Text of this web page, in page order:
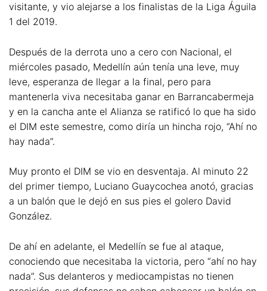
visitante, y vio alejarse a los finalistas de la Liga Águila
1 del 2019.
Después de la derrota uno a cero con Nacional, el
miércoles pasado, Medellín aún tenía una leve, muy
leve, esperanza de llegar a la final, pero para
mantenerla viva necesitaba ganar en Barrancabermeja
y en la cancha ante el Alianza se ratificó lo que ha sido
el DIM este semestre, como diría un hincha rojo, “Ahí no
hay nada”.
Muy pronto el DIM se vio en desventaja. Al minuto 22
del primer tiempo, Luciano Guaycochea anotó, gracias
a un balón que le dejó en sus pies el golero David
González.
De ahí en adelante, el Medellín se fue al ataque,
conociendo que necesitaba la victoria, pero “ahí no hay
nada”. Sus delanteros y mediocampistas no tienen